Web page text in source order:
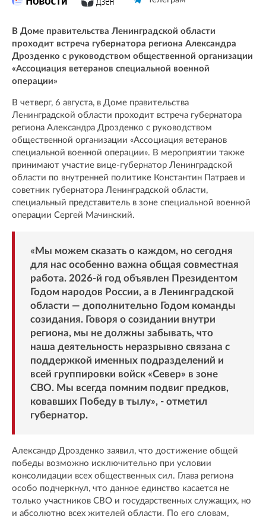
В Доме правительства Ленинградской области
проходит встреча губернатора региона Александра
Дрозденко с руководством общественной организации
«Ассоциация ветеранов специальной военной
операции»
В четверг, 6 августа, в Доме правительства
Ленинградской области проходит встреча губернатора
региона Александра Дрозденко с руководством
общественной организации «Ассоциация ветеранов
специальной военной операции». В мероприятии также
принимают участие вице-губернатор Ленинградской
области по внутренней политике Константин Патраев и
советник губернатора Ленинградской области,
специальный представитель в зоне специальной военной
операции Сергей Мачинский.
«Мы можем сказать о каждом, но сегодня
для нас особенно важна общая совместная
работа. 2026-й год объявлен Президентом
Годом народов России, а в Ленинградской
области — дополнительно Годом команды
созидания. Говоря о созидании внутри
региона, мы не должны забывать, что
наша деятельность неразрывно связана с
поддержкой именных подразделений и
всей группировки войск «Север» в зоне
СВО. Мы всегда помним подвиг предков,
ковавших Победу в тылу», - отметил
губернатор.
Александр Дрозденко заявил, что достижение общей
победы возможно исключительно при условии
консолидации всех общественных сил. Глава региона
особо подчеркнул, что данное единство касается не
только участников СВО и государственных служащих, но
и абсолютно всех жителей области. По его словам,